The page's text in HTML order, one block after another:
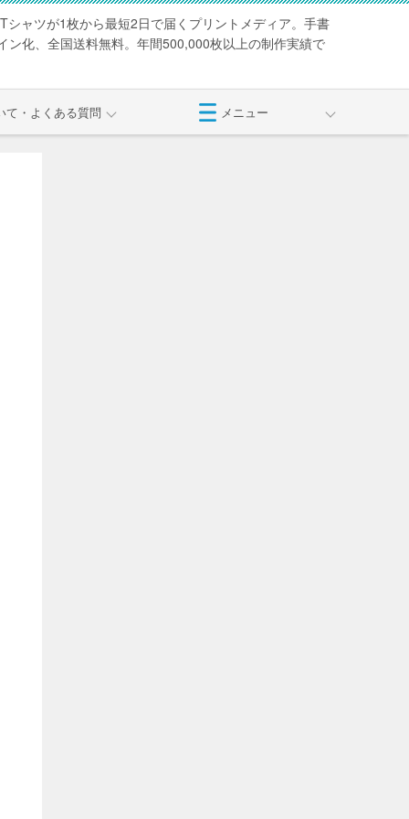
シャツが1枚から最短2日で届くプリントメディア。手書
ン化、全国送料無料。年間500,000枚以上の制作実績で
て・よくある質問 メニュー